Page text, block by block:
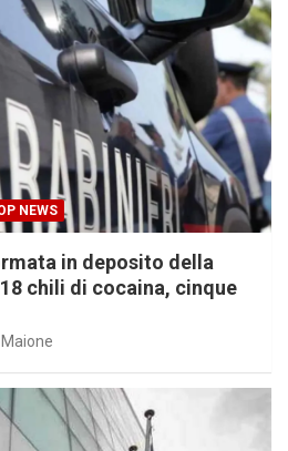
NEWS
in deposito della
chili di cocaina, cinque